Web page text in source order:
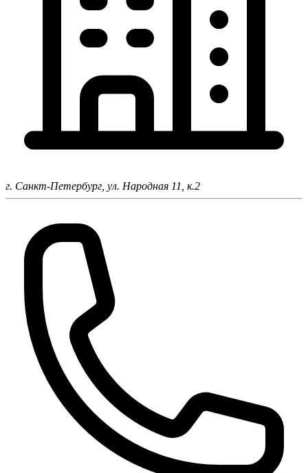
г. Санкт-Петербург, ул. Народная 11, к.2